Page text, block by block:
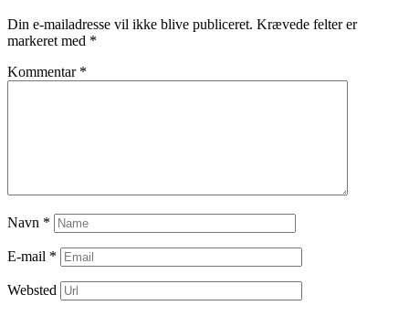
Din e-mailadresse vil ikke blive publiceret. Krævede felter er
markeret med *
Kommentar *
Navn *
E-mail *
Websted